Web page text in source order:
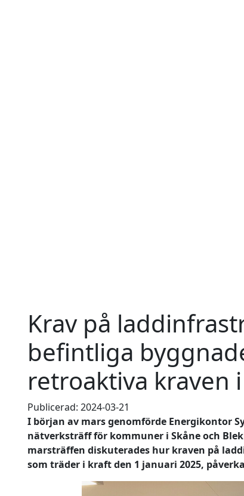
Krav på
befintliga
retroaktiva kraven
Publicerad: 2024-03-21
I början av mars genomförde Energikontor
nätverksträff för kommuner i Skåne och
marsträffen diskuterades hur kraven på
som träder i kraft den 1 januari 2025,